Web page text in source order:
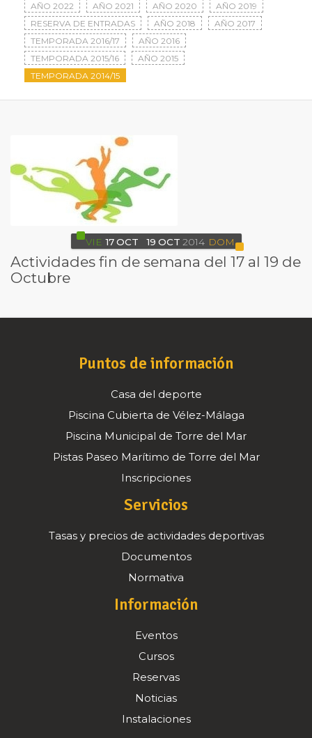
AÑO 2022
AÑO 2021 AÑO 2020
AÑO 2019
RESERVA DE ENTRADAS
AÑO 2018
AÑO 2017
TEMPORADA 2016/17
AÑO 2016
TEMPORADA 2015/16
AÑO 2015
TEMPORADA 2014/15
VIE 17 OCT 19 OCT 2014 DOM
Actividades fin de semana del 17 al 19 de
Octubre
Puntos de información
Casa del deporte
Piscina Cubierta de Vélez-Málaga
Piscina Municipal de Torre del Mar
Pistas Paseo Marítimo de Torre del Mar
Inscripciones
Servicios
Tasas y precios de actividades deportivas
Documentos
Normativa
Información
Eventos
Cursos
Reservas
Noticias
Instalaciones